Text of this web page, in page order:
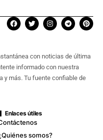
con noticias de última
informado con nuestra
y más. Tu fuente confiable de
Enlaces útiles
somos?